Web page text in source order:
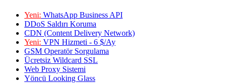
Yeni: WhatsApp Business API
DDoS Saldırı Koruma
CDN (Content Delivery Network)
Yeni: VPN Hizmeti - 6 $/Ay
GSM Operatör Sorgulama
Ücretsiz Wildcard SSL
Web Proxy Sistemi
Yöncü Looking Glass